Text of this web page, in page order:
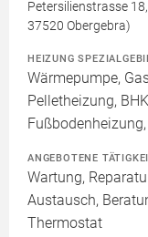
Petersilienstrasse
37520 Obergebra)
HEIZUNG
Wärmepumpe,
Pelletheizung,
ANGEBOTENE
Wartung,
Austausch,
Thermostat